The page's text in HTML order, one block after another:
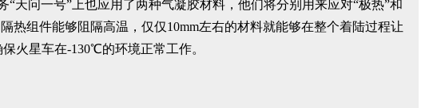
天问一号”上也应用了两种气凝胶材料，他们将分别用来应对“极热”和
热组件能够阻隔高温，仅仅10mm左右的材料就能够在整个着陆过程让
火星车在-130℃的环境正常工作。